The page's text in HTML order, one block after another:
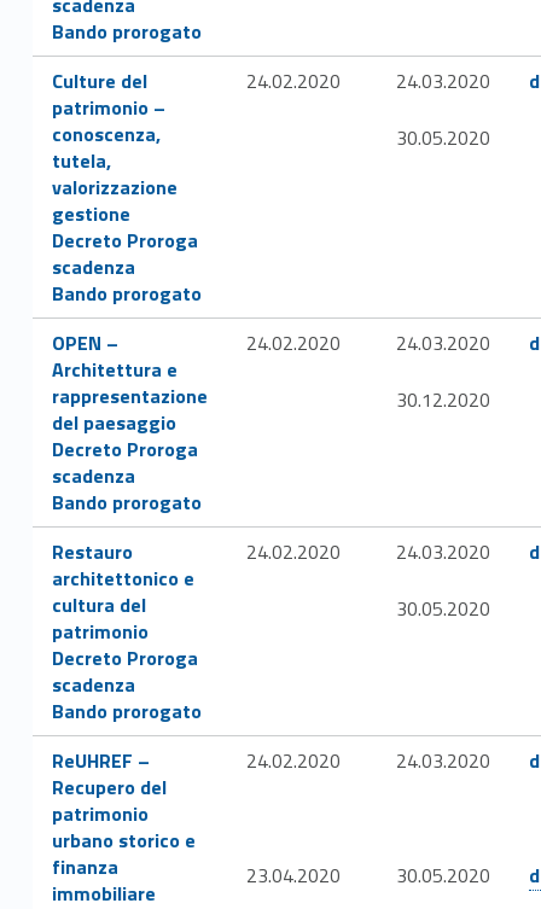
l
n
h
d
p
i
Link identifier #identifier__111687-16
Bando prorogato
Link identifier #identifier__90493-19
Culture del
patrimonio –
conoscenza,
tutela,
valorizzazione
gestione
Link identifier #identifier__116008-20
Decreto Proroga
scadenza
Link identifier #identifier__150742-21
Bando prorogato
24.02.2020
24.03.2020
30.05.2020
Link
Link identifier #identifier__189853-24
OPEN –
Architettura e
rappresentazione
del paesaggio
Link identifier #identifier__27550-25
Decreto Proroga
scadenza
Link identifier #identifier__112018-26
Bando prorogato
24.02.2020
24.03.2020
30.12.2020
Link
Link identifier #identifier__55335-28
Restauro
architettonico e
cultura del
patrimonio
Link identifier #identifier__28704-29
Decreto Proroga
scadenza
Link identifier #identifier__91829-30
Bando prorogato
24.02.2020
24.03.2020
30.05.2020
Link
Link identifier #identifier__34685-33
ReUHREF –
Recupero del
patrimonio
urbano storico e
finanza
immobiliare
24.02.2020
23.04.2020
24.03.2020
30.05.2020
Link
Link